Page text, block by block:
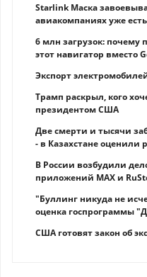
Starlink Маска
авиакомпаниях уже
6 млн загрузок: почему
этот навигатор вместо
Экспорт
Трамп раскрыл, кого
президентом США
Две смерти и тысячи
- в Казахстане оценили
В России возбудили
приложений MAX и
"Буллинг никуда не
оценка госпрограммы
США готовят закон об